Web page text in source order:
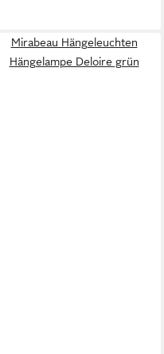
Mirabeau Hängeleuchten
Hängelampe Deloire grün